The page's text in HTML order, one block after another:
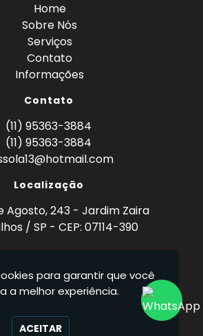
Home
Sobre Nós
Serviços
Contato
Informações
Contato
(11) 95363-3884
(11) 95363-3884
Localização
Agosto, 243 - Jardim Zaira
/ SP - CEP: 07114-390
Cassola - Metalurgia – Ferro,
para garantir que você
a melhor experiência.
ACEITAR